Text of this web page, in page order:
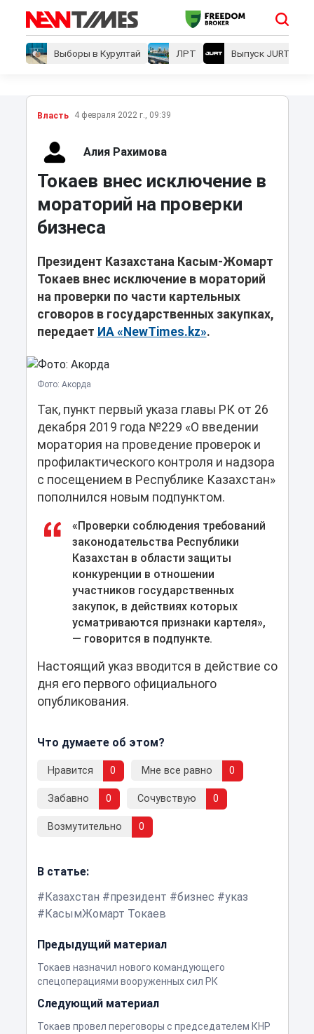
Выборы в Курултай ЛРТ Выпуск JURT
Власть 4 февраля 2022 г., 09:39
Алия Рахимова
Токаев внес исключение в
мораторий на проверки
бизнеса
Президент Казахстана Касым-Жомарт
Токаев внес исключение в мораторий
на проверки по части картельных
сговоров в государственных закупках,
передает ИА «NewTimes.kz».
Фото: Акорда
Так, пункт первый указа главы РК от 26
декабря 2019 года №229 «О введении
моратория на проведение проверок и
профилактического контроля и надзора
с посещением в Республике Казахстан»
пополнился новым подпунктом.
«Проверки соблюдения требований
законодательства Республики
Казахстан в области защиты
конкуренции в отношении
участников государственных
закупок, в действиях которых
усматриваются признаки картеля»,
— говорится в подпункте.
Настоящий указ вводится в действие со
дня его первого официального
опубликования.
Что думаете об этом?
Нравится 0 Мне все равно 0
Забавно 0 Сочувствую 0
Возмутительно 0
В статье:
Казахстан
президент бизнес
указ
КасымЖомарт Токаев
Предыдущий материал
Токаев назначил нового командующего
спецоперациями вооруженных сил РК
Следующий материал
Токаев провел переговоры с председателем КНР